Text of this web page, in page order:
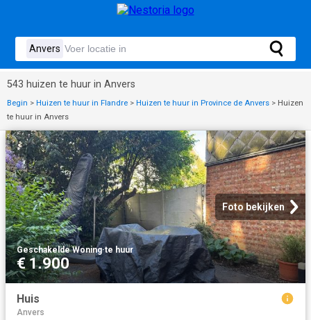
543 huizen te huur in Anvers
Begin > Huizen te huur in Flandre > Huizen te huur in Province de Anvers > Huizen
te huur in Anvers
Foto bekijken
Geschakelde Woning·te huur
€ 1.900
Huis
Anvers